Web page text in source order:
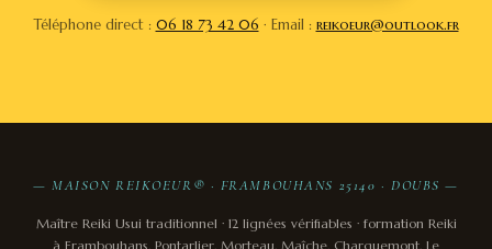
Téléphone direct : 06 18 73 42 06 · Email : reikoeur@outlook.fr
— MAISON REIKOEUR® · FRAMBOUHANS 25140 · DOUBS —
Maître Reiki Usui traditionnel · 12 lignées vérifiables · formation Reiki
à Frambouhans, Pontarlier, Morteau, Maîche, Charquemont, Le